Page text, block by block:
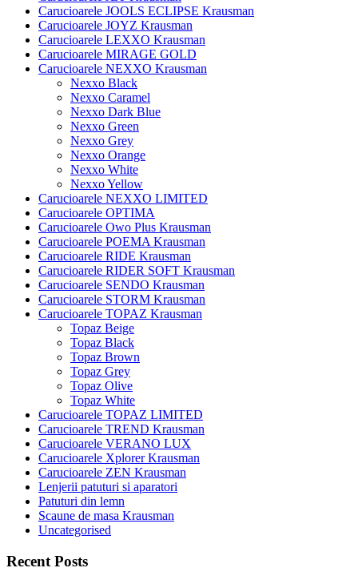
Carucioarele JOOLS ECLIPSE Krausman
Carucioarele JOYZ Krausman
Carucioarele LEXXO Krausman
Carucioarele MIRAGE GOLD
Carucioarele NEXXO Krausman
Nexxo Black
Nexxo Caramel
Nexxo Dark Blue
Nexxo Green
Nexxo Grey
Nexxo Orange
Nexxo White
Nexxo Yellow
Carucioarele NEXXO LIMITED
Carucioarele OPTIMA
Carucioarele Owo Plus Krausman
Carucioarele POEMA Krausman
Carucioarele RIDE Krausman
Carucioarele RIDER SOFT Krausman
Carucioarele SENDO Krausman
Carucioarele STORM Krausman
Carucioarele TOPAZ Krausman
Topaz Beige
Topaz Black
Topaz Brown
Topaz Grey
Topaz Olive
Topaz White
Carucioarele TOPAZ LIMITED
Carucioarele TREND Krausman
Carucioarele VERANO LUX
Carucioarele Xplorer Krausman
Carucioarele ZEN Krausman
Lenjerii patuturi si aparatori
Patuturi din lemn
Scaune de masa Krausman
Uncategorised
Recent Posts